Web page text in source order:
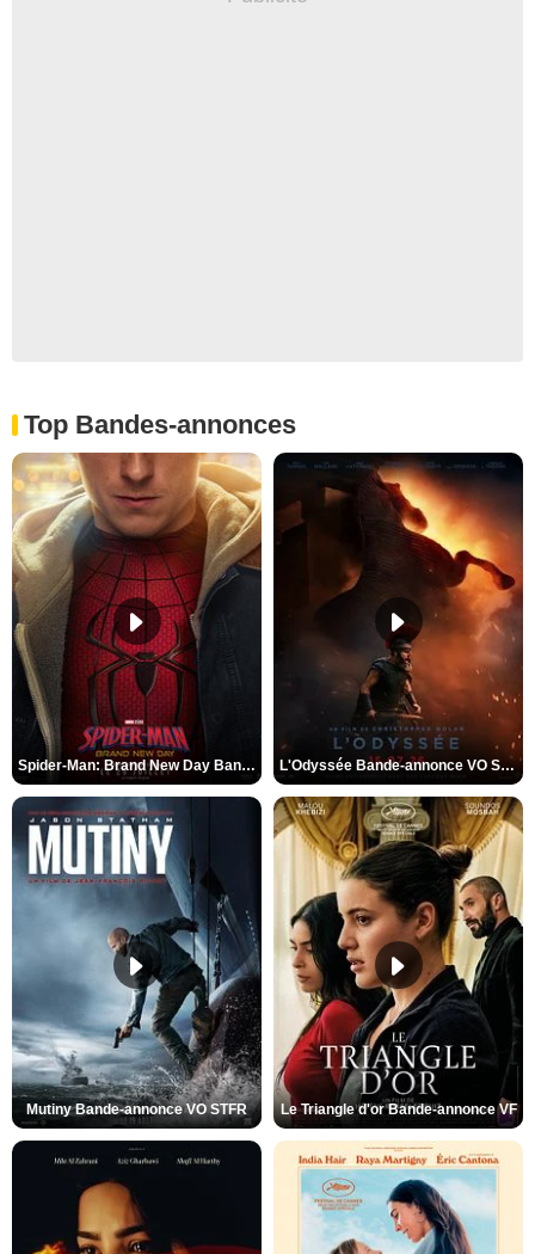
Top Bandes-annonces
Spider-Man: Brand New Day Bande-annonce VO STFR L'Odyssée Bande-annonce VO STFR
Mutiny Bande-annonce VO STFR Le Triangle d'or Bande-annonce VF